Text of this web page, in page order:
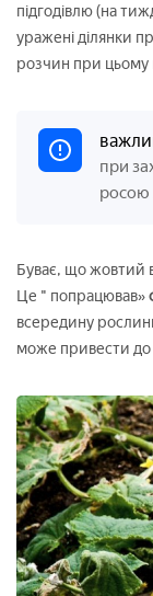
підгодівлю (на
уражені ділянки
розчин при цьому
при
росою
Буває, що жовтий
Це " попрацював»
всередину
може привести до